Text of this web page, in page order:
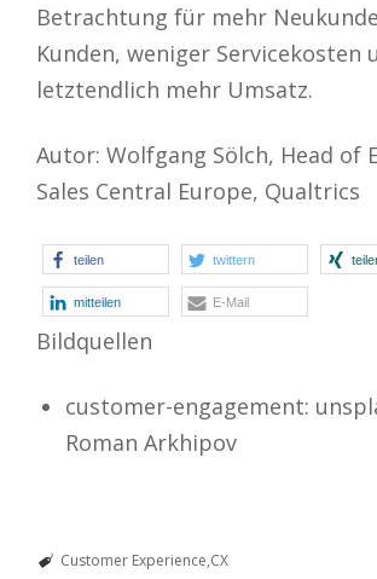
Betrachtung für mehr
Kunden, weniger Servicekosten
letztendlich mehr Umsatz.
Autor: Wolfgang Sölch, Head of
Sales Central Europe, Qualtrics
teilen twittern
mitteilen E-Mail
Bildquellen
customer-engagement:
Roman Arkhipov
Customer Experience CX